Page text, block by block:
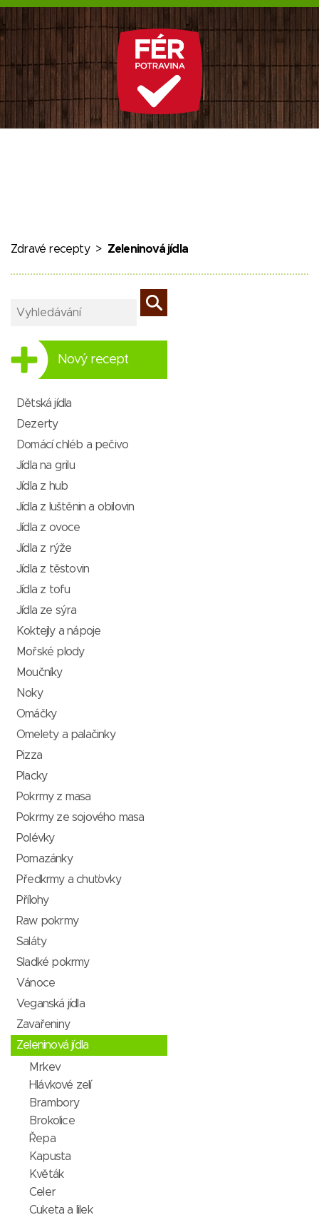
Zdravé recepty> Zeleninová jídla
Nový recept
Dětská jídla
Dezerty
Domácí chléb a pečivo
Jídla na grilu
Jídla z hub
Jídla z luštěnin a obilovin
Jídla z ovoce
Jídla z rýže
Jídla z těstovin
Jídla z tofu
Jídla ze sýra
Koktejly a nápoje
Mořské plody
Moučníky
Noky
Omáčky
Omelety a palačinky
Pizza
Placky
Pokrmy z masa
Pokrmy ze sojového masa
Polévky
Pomazánky
Předkrmy a chuťovky
Přílohy
Raw pokrmy
Saláty
Sladké pokrmy
Vánoce
Veganská jídla
Zavařeniny
Zeleninová jídla
Mrkev
Hlávkové zelí
Brambory
Brokolice
Řepa
Kapusta
Květák
Celer
Cuketa a lilek